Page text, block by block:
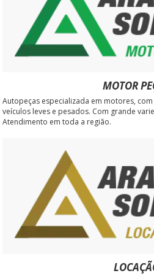
MOTOR
Autopeças especializada em motores,
veículos leves e pesados. Com grande
Atendimento em toda a região.